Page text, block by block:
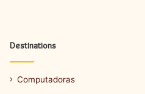
Destinations
Computadoras